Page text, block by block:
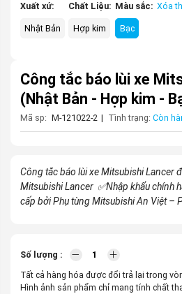
Xuất xứ:
Nhật Bản
Chất Liệu:
Hợp kim
Màu sắc:
Bạc
Xóa
Công tắc báo lùi xe
(Nhật Bản - Hợp kim -
Mã sp: M-121022-2 | Tình trạng: Còn
Công tắc báo lùi xe Mitsubishi Lancer
Mitsubishi Lancer ✅Nhập khẩu chính
cấp bởi Phụ tùng Mitsubishi An Việt –
Số lượng :
Tất cả hàng hóa được đổi trả lại trong
Hình ảnh sản phẩm chỉ mang tính chất